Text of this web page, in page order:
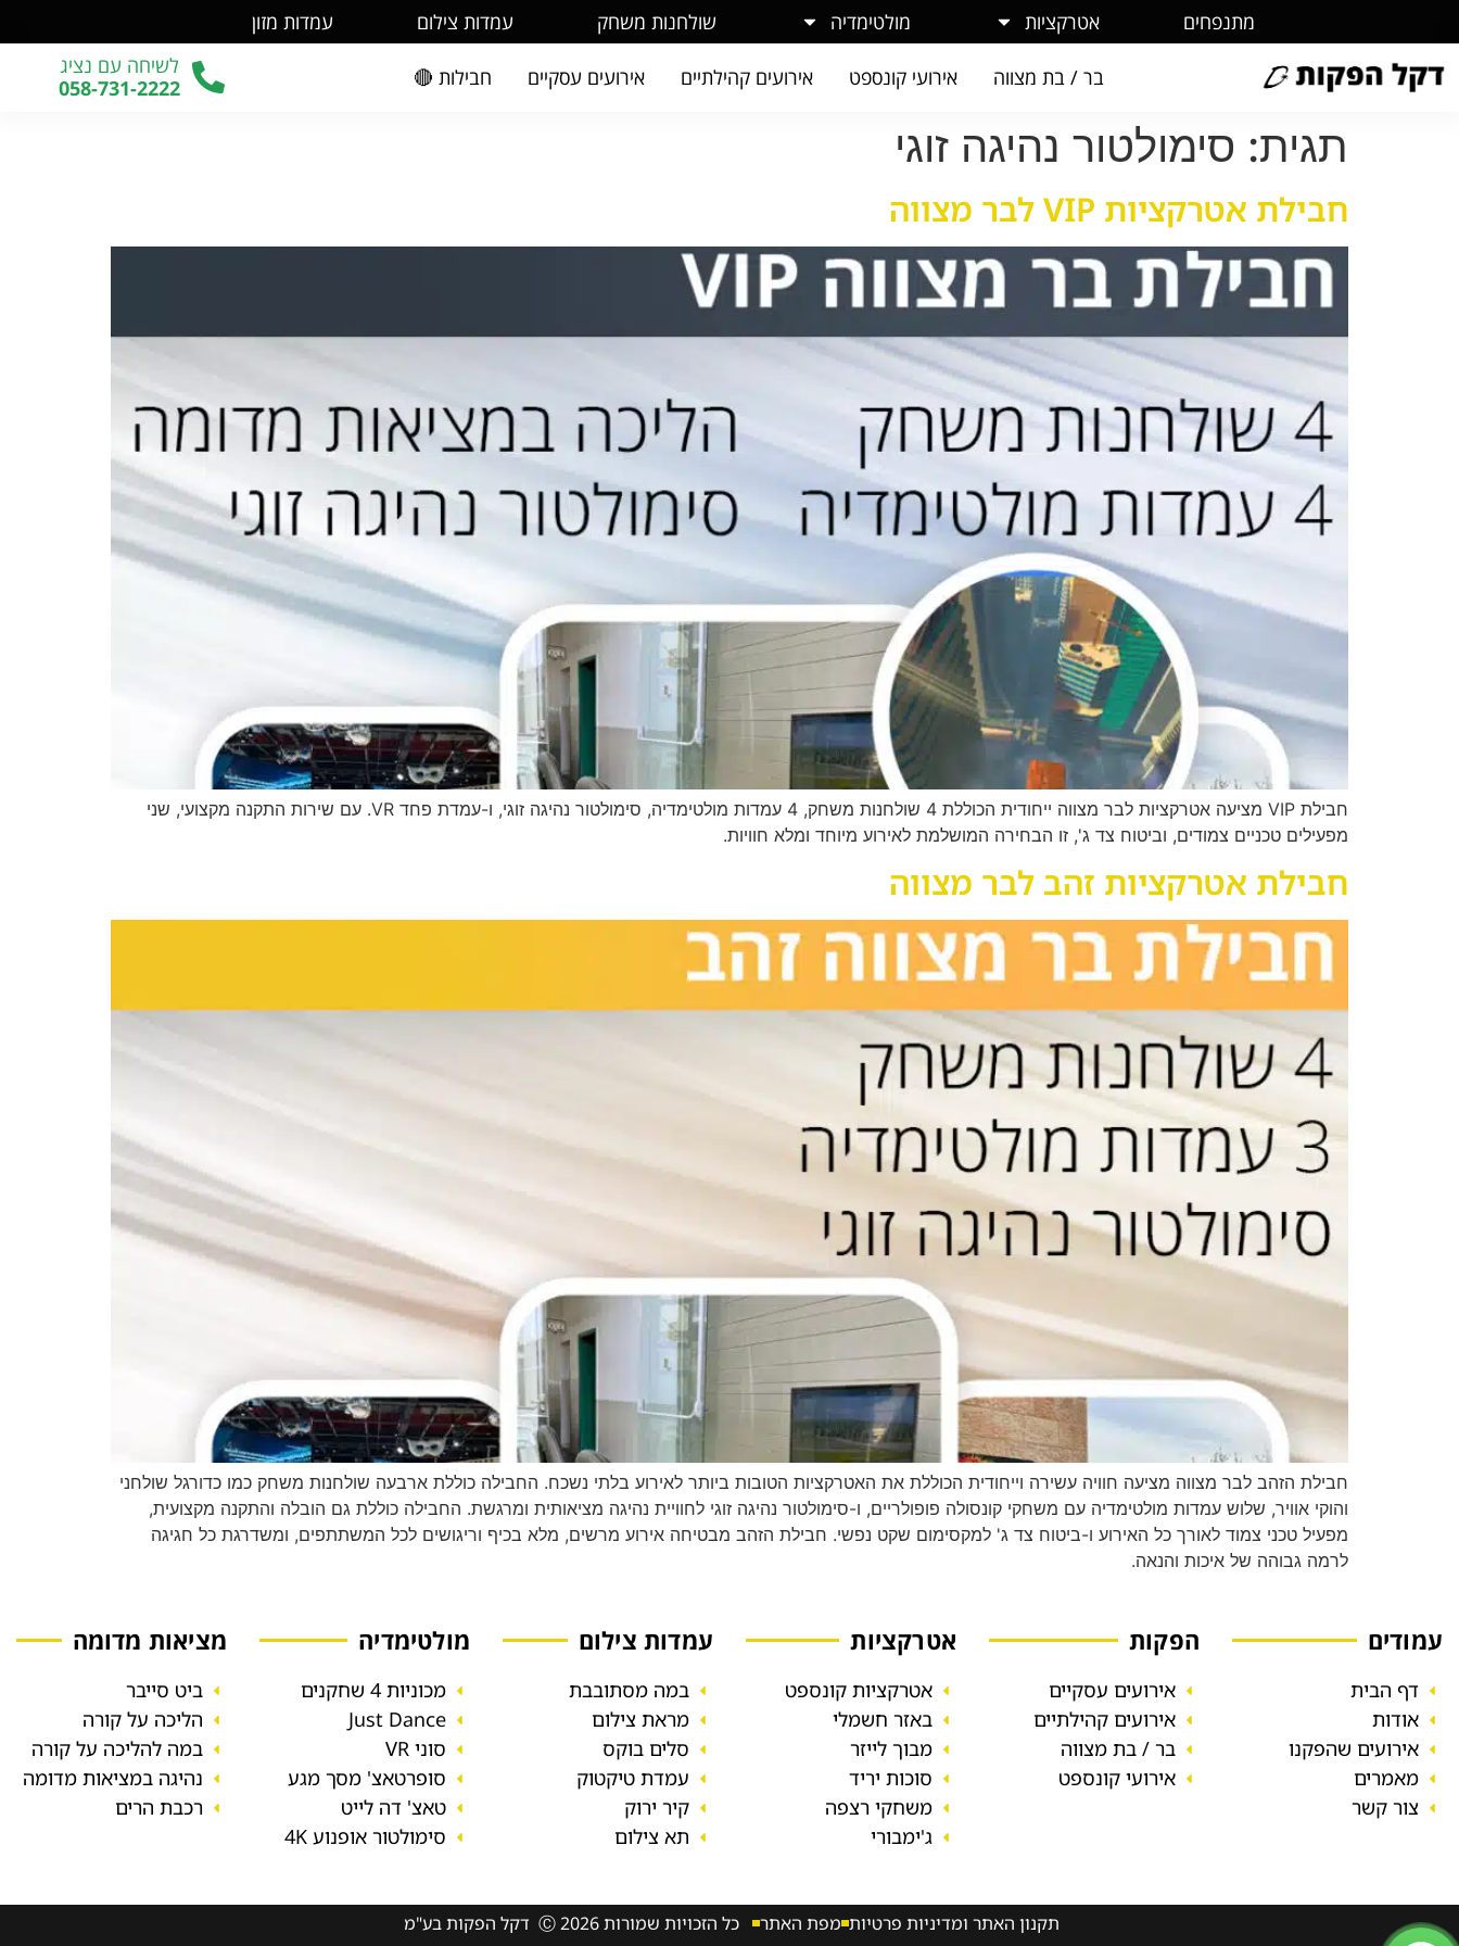
מתנפחים אטרקציות מולטימדיה שולחנות משחק עמדות צילום עמדות מזון
בר / בת מצווה אירועי קונספט אירועים קהילתיים אירועים עסקיים חבילות 🔴
לשיחה עם נציג
058-731-2222
תגית: סימולטור נהיגה זוגי
חבילת אטרקציות VIP לבר מצווה
חבילת VIP מציעה אטרקציות לבר מצווה ייחודית הכוללת 4 שולחנות משחק, 4 עמדות מולטימדיה, סימולטור נהיגה זוגי, ו-עמדת פחד VR. עם שירות התקנה מקצועי, שני
מפעילים טכניים צמודים, וביטוח צד ג', זו הבחירה המושלמת לאירוע מיוחד ומלא חוויות.
חבילת אטרקציות זהב לבר מצווה
חבילת הזהב לבר מצווה מציעה חוויה עשירה וייחודית הכוללת את האטרקציות הטובות ביותר לאירוע בלתי נשכח. החבילה כוללת ארבעה שולחנות משחק כמו כדורגל שולחני
והוקי אוויר, שלוש עמדות מולטימדיה עם משחקי קונסולה פופולריים, ו-סימולטור נהיגה זוגי לחוויית נהיגה מציאותית ומרגשת. החבילה כוללת גם הובלה והתקנה מקצועית,
מפעיל טכני צמוד לאורך כל האירוע ו-ביטוח צד ג' למקסימום שקט נפשי. חבילת הזהב מבטיחה אירוע מרשים, מלא בכיף וריגושים לכל המשתתפים, ומשדרגת כל חגיגה
לרמה גבוהה של איכות והנאה.
עמודים
דף הבית
אודות
אירועים שהפקנו
מאמרים
צור קשר
הפקות
אירועים עסקיים
אירועים קהילתיים
בר / בת מצווה
אירועי קונספט
אטרקציות
אטרקציות קונספט
באזר חשמלי
מבוך לייזר
סוכות יריד
משחקי רצפה
ג'ימבורי
עמדות צילום
במה מסתובבת
מראת צילום
סלים בוקס
עמדת טיקטוק
קיר ירוק
תא צילום
מולטימדיה
מכוניות 4 שחקנים
Just Dance
סוני VR
סופרטאצ' מסך מגע
טאצ' דה לייט
סימולטור אופנוע 4K
מציאות מדומה
ביט סייבר
הליכה על קורה
במה להליכה על קורה
נהיגה במציאות מדומה
רכבת הרים
תקנון האתר ומדיניות פרטיות מפת האתר כל הזכויות שמורות 2026 Ⓒ דקל הפקות בע"מ